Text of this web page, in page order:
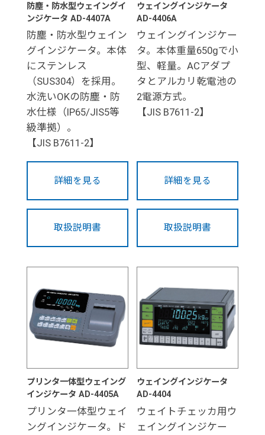
防塵・防水型ウェイングイ
ンジケータ AD-4407A
防塵・防水型ウェイン
グインジケータ。本体
にステンレス
（SUS304）を採用。
水洗いOKの防塵・防
水仕様（IP65/JIS5等
級準拠）。
【JIS B7611-2】
詳細を見る
取扱説明書
ウェイングインジケータ
AD-4406A
ウェイングインジケー
タ。本体重量650gで小
型、軽量。ACアダプ
タとアルカリ乾電池の
2電源方式。
【JIS B7611-2】
詳細を見る
取扱説明書
プリンタ一体型ウェイング
インジケータ AD-4405A
プリンタ一体型ウェイ
ングインジケータ。ド
ウェイングインジケータ
AD-4404
ウェイトチェッカ用ウ
ェイングインジケー